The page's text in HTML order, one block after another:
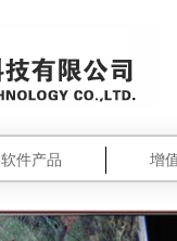
软件产品 增